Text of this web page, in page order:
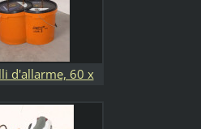
d'allarme, 60 x
riciclati